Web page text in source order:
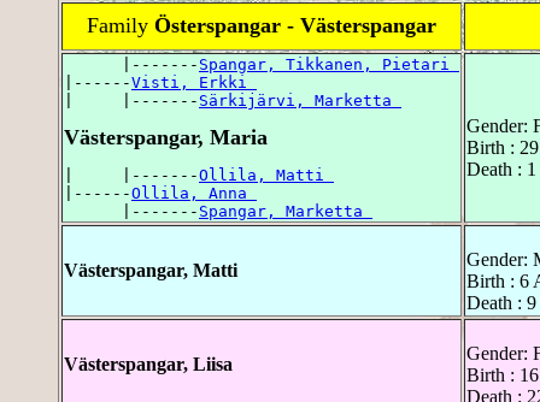
Family Österspangar - Västerspangar
      |-------
Spangar, Tikkanen, Pietari
|------Visti, Erkki
|     |------- Särkijärvi, Marketta
Västerspangar, Maria
|     |-------Ollila, Matti
|------Ollila, Anna
      |-------
Spangar, Marketta
Gender:
Birth :
Death :
Västerspangar, Matti
Gender:
Birth : 6
Death :
Västerspangar, Liisa
Gender:
Birth :
Death :